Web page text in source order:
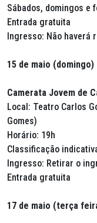
Sábados, domingos e
Entrada gratuita
Ingresso: Não haverá
15 de maio (domingo)
Camerata Jovem de
Local: Teatro Carlos
Gomes)
Horário: 19h
Classificação
Ingresso: Retirar o
Entrada gratuita
17 de maio (terça